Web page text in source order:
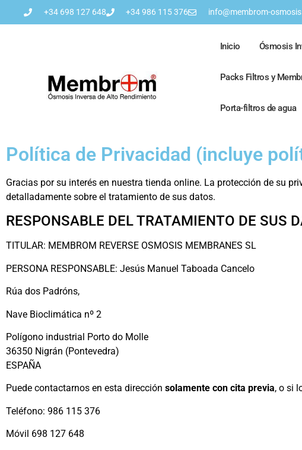
+34 698 127 648 +34 986 115 376 info@membrom-
Inicio Ósmosis
Packs Filtros y
Porta-filtros de agua
Política de Privacidad (incluye
Gracias por su interés en nuestra tienda online. La protección de su
detalladamente sobre el tratamiento de sus datos.
RESPONSABLE DEL TRATAMIENTO DE SUS
TITULAR: MEMBROM REVERSE OSMOSIS MEMBRANES SL
PERSONA RESPONSABLE: Jesús Manuel Taboada Cancelo
Rúa dos Padróns,
Nave Bioclimática nº 2
Polígono industrial Porto do Molle
36350 Nigrán (Pontevedra)
ESPAÑA
Puede contactarnos en esta dirección solamente con cita previa, o si
Teléfono: 986 115 376
Móvil 698 127 648